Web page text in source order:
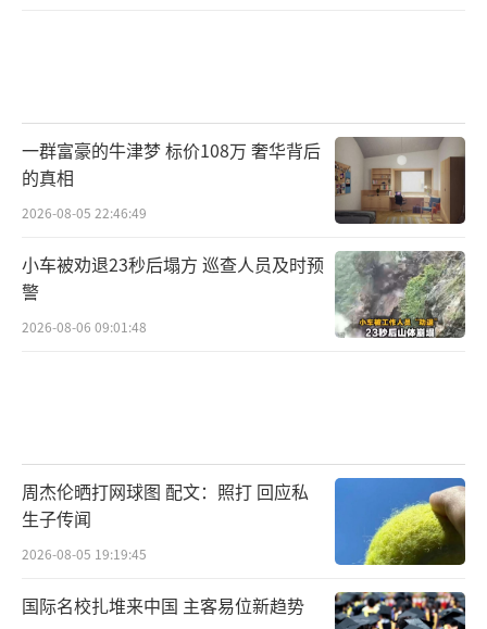
一群富豪的牛津梦 标价108万 奢华背后
的真相
2026-08-05 22:46:49
小车被劝退23秒后塌方 巡查人员及时预
警
2026-08-06 09:01:48
周杰伦晒打网球图 配文：照打 回应私
生子传闻
2026-08-05 19:19:45
国际名校扎堆来中国 主客易位新趋势